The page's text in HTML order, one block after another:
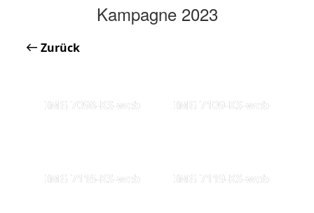
Kampagne 2023
Zurück
IMG 7098-KS-web IMG 7109-KS-web
IMG 7116-KS-web IMG 7119-KS-web